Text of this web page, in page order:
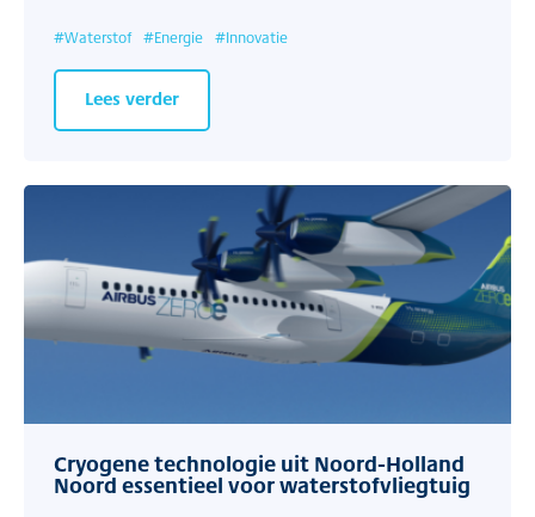
#Waterstof #Energie #Innovatie
Lees verder
Cryogene technologie uit Noord-Holland
Noord essentieel voor waterstofvliegtuig